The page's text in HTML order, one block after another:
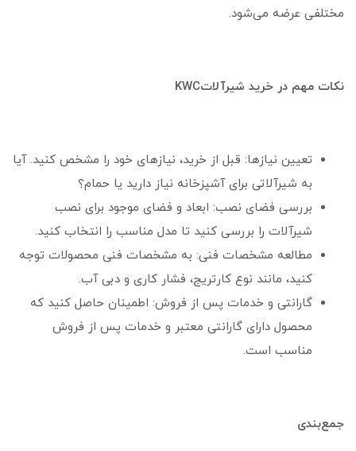
مختلفی عرضه می‌شود.
نکات مهم در خرید شیرآلاتKWC
تعیین نیازها: قبل از خرید، نیازهای خود را مشخص کنید. آیا
به شیرآلاتی برای آشپزخانه نیاز دارید یا حمام؟
بررسی فضای نصب: ابعاد و فضای موجود برای نصب
شیرآلات را بررسی کنید تا مدل مناسب را انتخاب کنید.
مطالعه مشخصات فنی: به مشخصات فنی محصولات توجه
کنید، مانند نوع کارتریج، فشار کاری و دبی آب.
گارانتی و خدمات پس از فروش: اطمینان حاصل کنید که
محصول دارای گارانتی معتبر و خدمات پس از فروش
مناسب است.
جمع‌بندی